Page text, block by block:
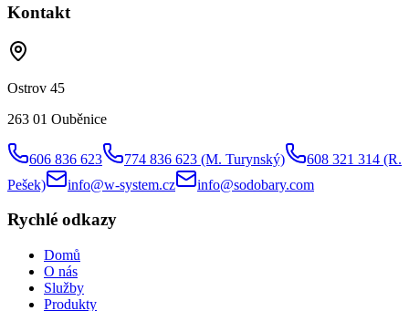
Kontakt
Ostrov 45
263 01 Ouběnice
606 836 623 774 836 623 (M. Turynský) 608 321 314 (R.
Pešek)
info@w-system.cz info@sodobary.com
Rychlé odkazy
Domů
O nás
Služby
Produkty